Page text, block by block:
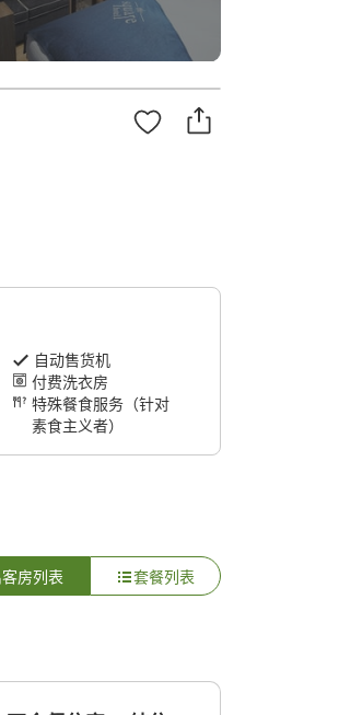
自动售货机
付费洗衣房
特殊餐食服务（针对
素食主义者）
客房列表 套餐列表